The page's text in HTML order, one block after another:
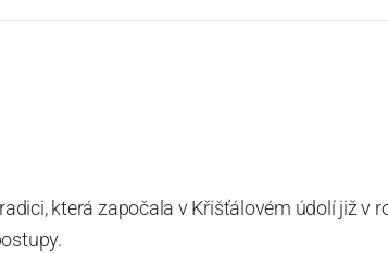
která započala v Křišťálovém údolí již v